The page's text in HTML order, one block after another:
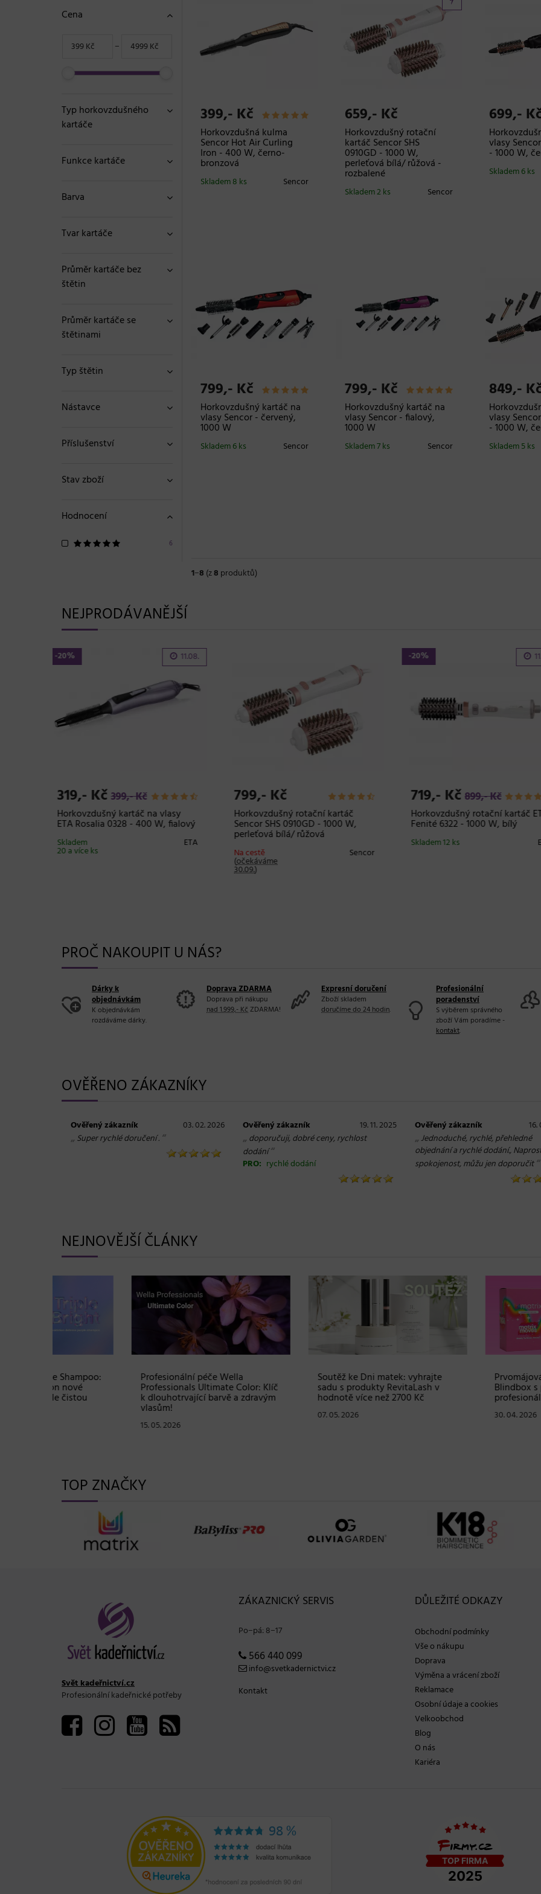
Cena
−
Typ horkovzdušného
kartáče
Funkce kartáče
Barva
Tvar kartáče
Průměr kartáče bez
štětin
Průměr kartáče se
štětinami
Typ štětin
Nástavce
Příslušenství
Stav zboží
Hodnocení
6
399,- Kč
Horkovzdušná kulma
Sencor Hot Air Curling
Iron - 400 W, černo-
bronzová
Sencor
Skladem 8 ks
659,- Kč
Horkovzdušný rotační
kartáč Sencor SHS
0910GD - 1000 W,
perleťová bílá/ růžová -
rozbalené
Sencor
Skladem 2 ks
699,-
vlasy
- 1000 W,
Skladem 6 ks
799,- Kč
Horkovzdušný kartáč na
vlasy Sencor - červený,
1000 W
Sencor
Skladem 6 ks
799,- Kč
Horkovzdušný kartáč na
vlasy Sencor - fialový,
1000 W
Sencor
Skladem 7 ks
849,-
vlasy
- 1000 W,
Skladem 5 ks
1−8 (z8 produktů)
NEJPRODÁVANĚJŠÍ
-20% 11.08.
719,- Kč899,- Kč
Horkovzdušný rotační kartáč ETA
Fenité 6322 - 1000 W, bílý
Skladem 12 ks
2.670,- Kč
+ DOPRAVA ZDARMA
Oválný horkovzdušný
kartáč na vlasy Hot
Tools Black Gold Volumiser +
pouzdro zdarma
Skladem 17 ks
2.949,- Kč
+ DOPRAVA ZDARMA
Oválný horkovzdušný
kartáč na vlasy Hot
Tools Black Gold Volumiser
PROČ NAKOUPIT U NÁS?
Dárky k
objednávkám
K objednávkám
rozdáváme dárky.
Doprava ZDARMA
Doprava při nákupu
nad 1.999,- KčZDARMA!
Expresní doručení
Zboží skladem
doručíme do 24 hodin.
Profesionální
poradenství
S výběrem správného
zboží Vám poradíme -
kontakt.
OVĚŘENO ZÁKAZNÍKY
Ověřený zákazník 03. 02. 2026
„ Super rychlé doručení . “
Ověřený zákazník 19. 11. 2025
„ doporučuji, dobré ceny, rychlost
dodání“
PRO: rychlé dodání
Ověřený zákazník
„ Jednoduché, rychlé, přehledné
objednání a rychlé dodání.,
spokojenost, můžu jen doporučit“
NEJNOVĚJŠÍ ČLÁNKY
Profesionální péče Wella
Professionals Ultimate Color: Klíč
k dlouhotrvající barvě a zdravým
Soutěž ke Dni matek: vyhrajte
sadu s produkty RevitaLash v
hodnotě více než 2700 Kč
Prvomájová soutěž –
Blindbox s produkty od
profesionální značky
TOP ZNAČKY
Svět kadeřnictví.cz
Profesionální kadeřnické potřeby
ZÁKAZNICKÝ SERVIS
Po−pá: 8−17
566 440 099
info@svetkadernictvi.cz
Kontakt
DŮLEŽITÉ ODKAZY
Obchodní podmínky
Vše o nákupu
Doprava
Výměna a vrácení zboží
Reklamace
Osobní údaje a cookies
Velkoobchod
Blog
O nás
Kariéra